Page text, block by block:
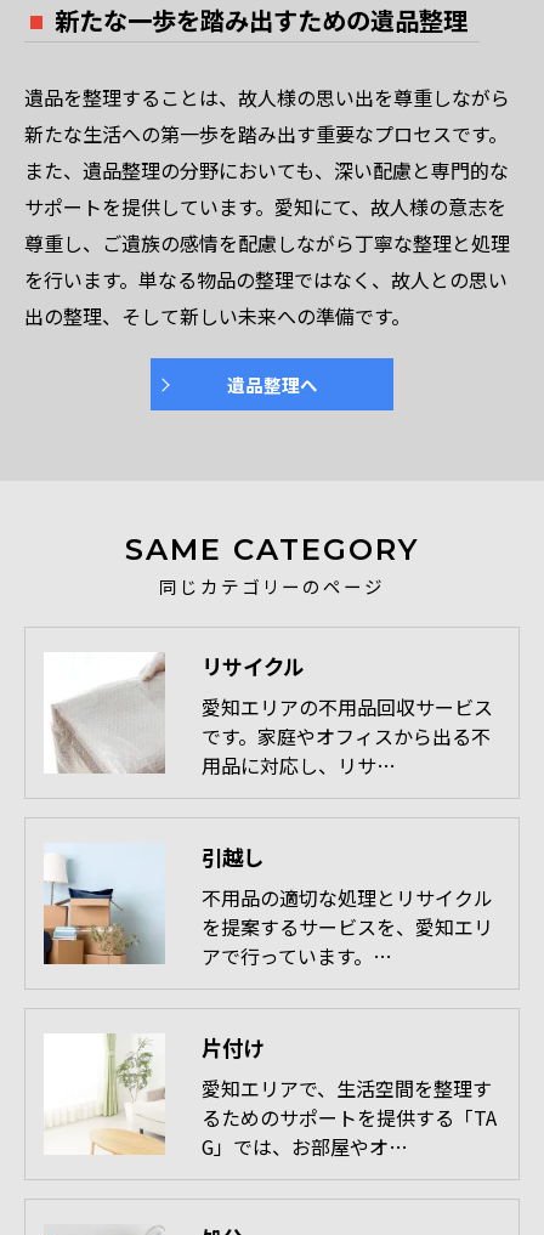
新たな一歩を踏み出すための遺品整理
遺品を整理することは、故人様の思い出を尊重しながら
新たな生活への第一歩を踏み出す重要なプロセスです。
また、遺品整理の分野においても、深い配慮と専門的な
サポートを提供しています。愛知にて、故人様の意志を
尊重し、ご遺族の感情を配慮しながら丁寧な整理と処理
を行います。単なる物品の整理ではなく、故人との思い
出の整理、そして新しい未来への準備です。
遺品整理へ
同じカテゴリーのページ
SAME CATEGORY
リサイクル
愛知エリアの不用品回収サービス
です。家庭やオフィスから出る不
用品に対応し、リサ…
引越し
不用品の適切な処理とリサイクル
を提案するサービスを、愛知エリ
アで行っています。…
片付け
愛知エリアで、生活空間を整理す
るためのサポートを提供する「TA
G」では、お部屋やオ…